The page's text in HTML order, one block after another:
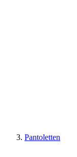
Pantoletten